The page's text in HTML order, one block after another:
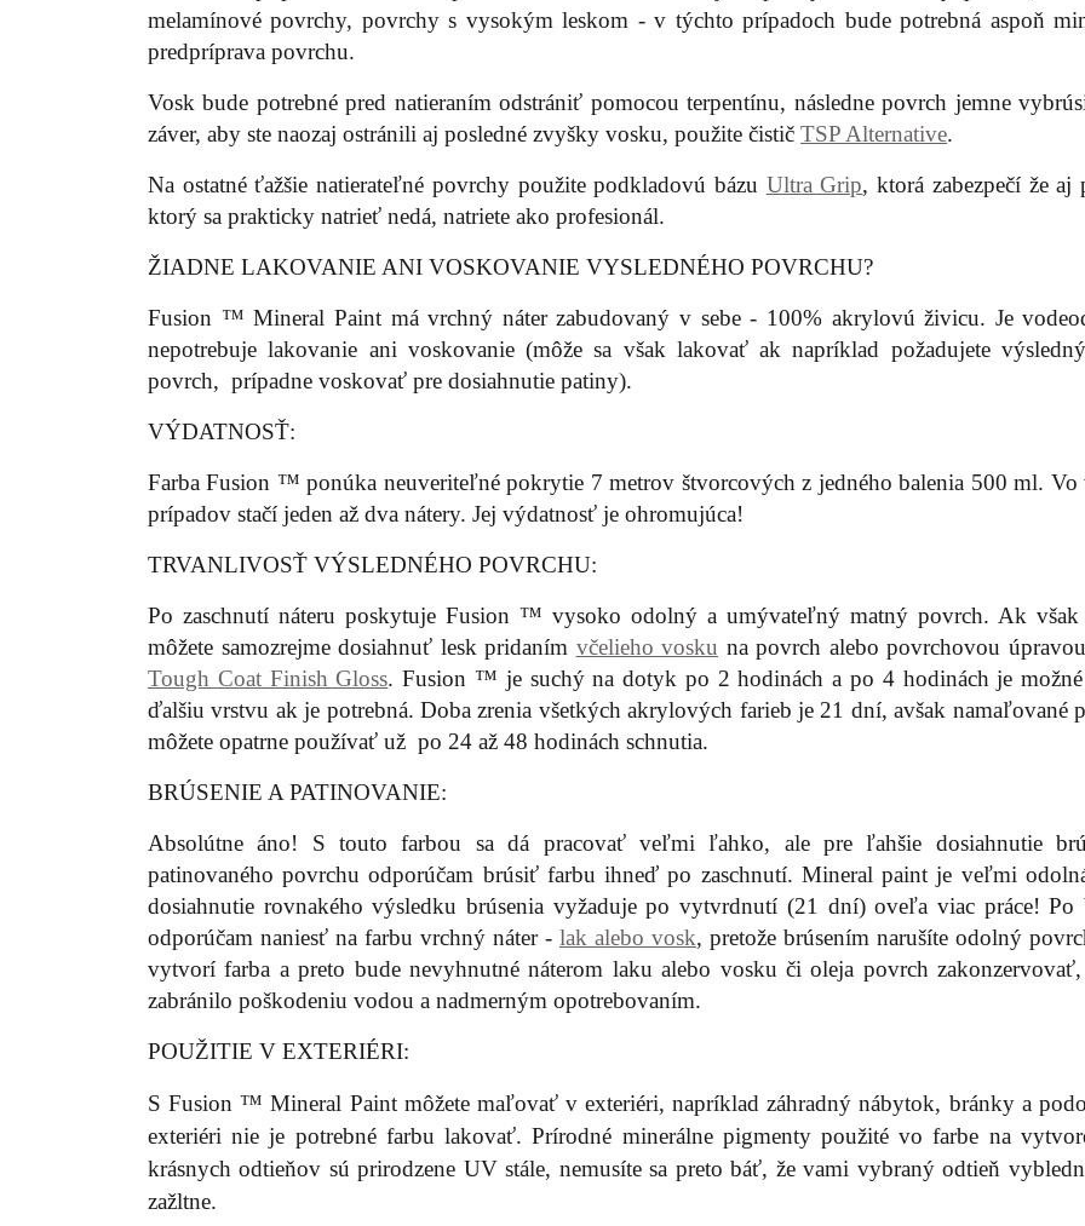
melamínové povrchy, povrchy s vysokým leskom - v týchto prípadoch bude potrebná aspoň
predpríprava povrchu.
Vosk bude potrebné pred natieraním odstrániť pomocou terpentínu, následne povrch jemne
záver, aby ste naozaj ostránili aj posledné zvyšky vosku, použite čistič TSP Alternative.
Na ostatné ťažšie natierateľné povrchy použite podkladovú bázu Ultra Grip, ktorá zabezpečí že aj
ktorý sa prakticky natrieť nedá, natriete ako profesionál.
ŽIADNE LAKOVANIE ANI VOSKOVANIE VYSLEDNÉHO POVRCHU?
Fusion ™ Mineral Paint má vrchný náter zabudovaný v sebe - 100% akrylovú živicu. Je
nepotrebuje lakovanie ani voskovanie (môže sa však lakovať ak napríklad požadujete
povrch, prípadne voskovať pre dosiahnutie patiny).
VÝDATNOSŤ:
Farba Fusion ™ ponúka neuveriteľné pokrytie 7 metrov štvorcových z jedného balenia 500 ml. Vo
prípadov stačí jeden až dva nátery. Jej výdatnosť je ohromujúca!
TRVANLIVOSŤ VÝSLEDNÉHO POVRCHU:
Po zaschnutí náteru poskytuje Fusion ™ vysoko odolný a umývateľný matný povrch. Ak však
môžete samozrejme dosiahnuť lesk pridaním včelieho vosku na povrch alebo povrchovou
Tough Coat Finish Gloss. Fusion ™ je suchý na dotyk po 2 hodinách a po 4 hodinách je
ďalšiu vrstvu ak je potrebná. Doba zrenia všetkých akrylových farieb je 21 dní, avšak namaľované
môžete opatrne používať už po 24 až 48 hodinách schnutia.
BRÚSENIE A PATINOVANIE:
Absolútne áno! S touto farbou sa dá pracovať veľmi ľahko, ale pre ľahšie dosiahnutie
patinovaného povrchu odporúčam brúsiť farbu ihneď po zaschnutí. Mineral paint je veľmi
dosiahnutie rovnakého výsledku brúsenia vyžaduje po vytvrdnutí (21 dní) oveľa viac práce! Po
odporúčam naniesť na farbu vrchný náter - lak alebo vosk, pretože brúsením narušíte odolný
vytvorí farba a preto bude nevyhnutné náterom laku alebo vosku či oleja povrch
zabránilo poškodeniu vodou a nadmerným opotrebovaním.
POUŽITIE V EXTERIÉRI:
S Fusion ™ Mineral Paint môžete maľovať v exteriéri, napríklad záhradný nábytok, bránky a
exteriéri nie je potrebné farbu lakovať. Prírodné minerálne pigmenty použité vo farbe na
krásnych odtieňov sú prirodzene UV stále, nemusíte sa preto báť, že vami vybraný odtieň
zažltne.